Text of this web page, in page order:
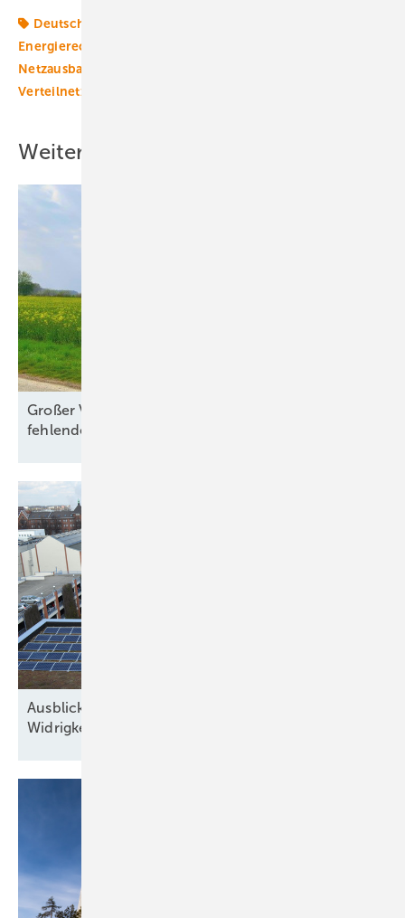
Deutschland
Energierecht
Netzausbau
Verteilnetze
Weitere Inhalte
Großer Verbändeappell an Politik wegen
fehlendem
Ausblick der Solarbranche: 2026 Zubau trotz
Widrigkeiten